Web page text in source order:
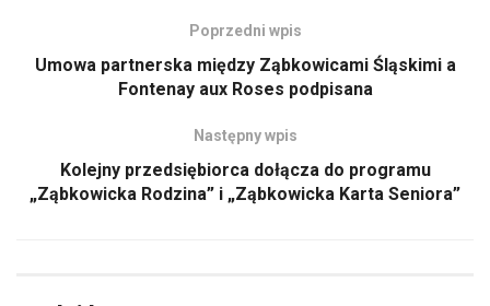
Poprzedni wpis
Umowa partnerska między Ząbkowicami Śląskimi a
Fontenay aux Roses podpisana
Następny wpis
Kolejny przedsiębiorca dołącza do programu
„Ząbkowicka Rodzina” i „Ząbkowicka Karta Seniora”